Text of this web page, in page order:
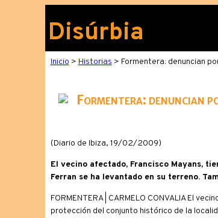
Disúrbia
Inicio > Historias > Formentera: denuncian
Formentera: denuncian
(Diario de Ibiza, 19/02/2009)
El vecino afectado, Francisco Mayans,
Ferran se ha levantado en su terreno.
FORMENTERA | CARMELO CONVALIA El
protección del conjunto histórico de la